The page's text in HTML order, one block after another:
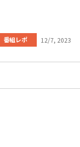
番組レポ 12/7, 2023